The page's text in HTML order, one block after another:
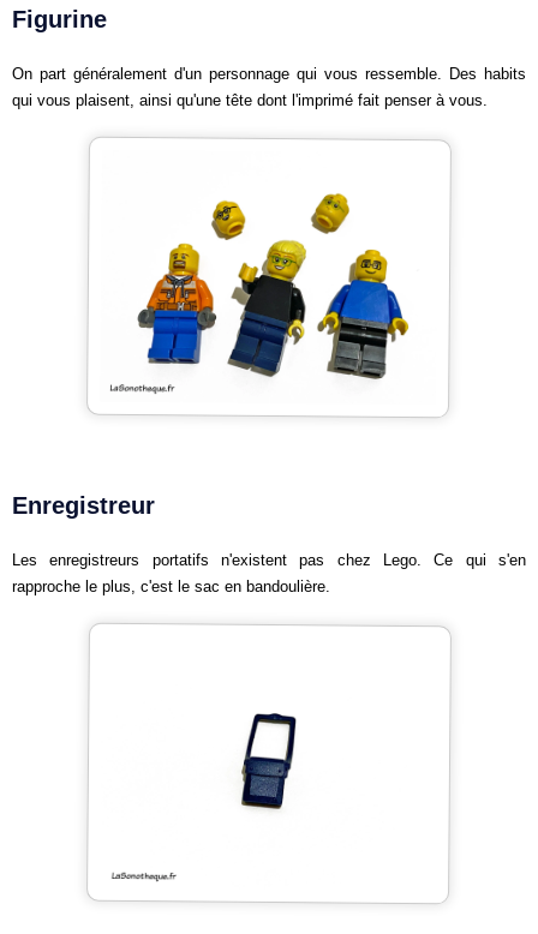
Figurine
On part généralement d'un personnage qui vous ressemble. Des habits
qui vous plaisent, ainsi qu'une tête dont l'imprimé fait penser à vous.
Enregistreur
Les enregistreurs portatifs n'existent pas chez Lego. Ce qui s'en
rapproche le plus, c'est le sac en bandoulière.